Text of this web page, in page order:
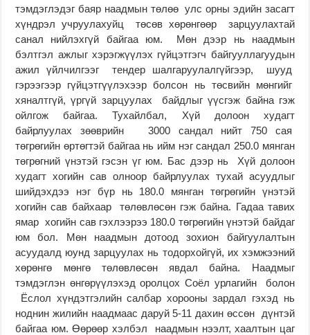
тэмдэглэдэг баяр наадмын төлөө улс орны эдийн засагт
хүндрэл учруулахуйц төсөв хөрөнгөөр зарцуулахтай
санал нийлэхгүй байгаа юм. Мөн дээр нь наадмын
бэлтгэл ажлыг хэрэгжүүлэх гүйцэтгэгч байгууллагуудын
ажил үйлчилгээг тендер шалгаруулалгүйгээр, шууд
гэрээгээр гүйцэтгүүлэхээр болсон нь төсвийн мөнгийг
хяналтгүй, үргүй зарцуулах байдлыг үүсгэж байна гэж
ойлгож байгаа. Тухайлбал, Хүй долоон худагт
байрлуулах зөөврийн 3000 сандал нийт 750 сая
төгрөгийн өртөгтэй байгаа нь ийм нэг сандал 250.0 мянган
төгрөгний үнэтэй гэсэн үг юм. Бас дээр нь Хүй долоон
худагт хогийн сав олноор байрлуулах тухай асуудлыг
шийдэхдээ нэг бүр нь 180.0 мянган төгрөгийн үнэтэй
хогийн сав байхаар төлөвлөсөн гэж байна. Гадаа тавих
ямар хогийн сав гэхлээрээ 180.0 төгрөгийн үнэтэй байдаг
юм бол. Мөн наадмын дотоод зохион байгуулалтын
асуудалд юунд зарцуулах нь тодорхойгүй, их хэмжээний
хөрөнгө мөнгө төлөвлөсөн явдал байна. Наадмыг
тэмдэглэн өнгөрүүлэхэд оролцох Соёл урлагийн болон
Ёслол хүндэтгэлийн салбар хорооны зардал гэхэд нь
ноднин жилийн наадмаас даруй 5-11 дахин өссөн дүнтэй
байгаа юм. Өөрөөр хэлбэл наадмын нээлт, хаалтын цаг